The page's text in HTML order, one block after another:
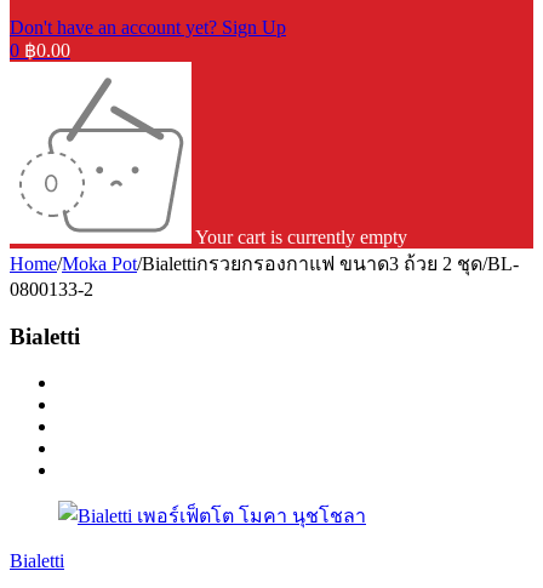
Don't have an account yet? Sign Up
0 ฿0.00
Your cart is currently empty
Home/Moka Pot/Bialettiกรวยกรองกาแฟ ขนาด3 ถ้วย 2 ชุด/BL-
0800133-2
Bialetti
Bialetti